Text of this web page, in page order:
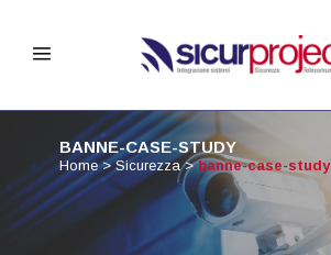
BANNE-CASE-STUDY
Home>Sicurezza>banne-case-study